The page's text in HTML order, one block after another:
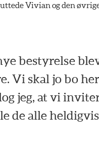
Vivian og den
bestyrelse
Vi skal jo bo
jeg, at vi
de alle